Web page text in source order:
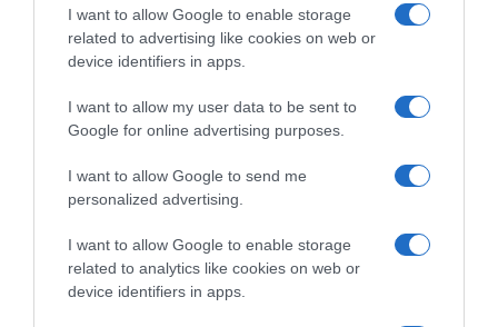
I want to allow Google to enable storage
related to advertising like cookies on web or
device identifiers in apps.
I want to allow my user data to be sent to
Google for online advertising purposes.
I want to allow Google to send me
personalized advertising.
I want to allow Google to enable storage
related to analytics like cookies on web or
device identifiers in apps.
Címkék: párkapcsolat ,esküvő, Demcsák Zsuzsa,
párkapcsolati problémák ,Krishan